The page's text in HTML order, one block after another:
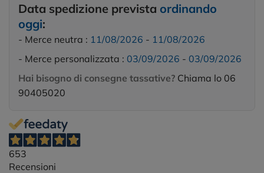
Data spedizione prevista ordinando
oggi:
- Merce neutra : 11/08/2026 - 11/08/2026
- Merce personalizzata : 03/09/2026 - 03/09/2026
Hai bisogno di consegne tassative? Chiama lo 06
90405020
653
Recensioni